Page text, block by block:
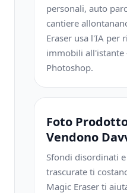
personali, auto
cantiere
Eraser usa l'IA per
immobili
Photoshop.
Foto
Vendono
Sfondi disordinati
trascurate ti
Magic Eraser ti